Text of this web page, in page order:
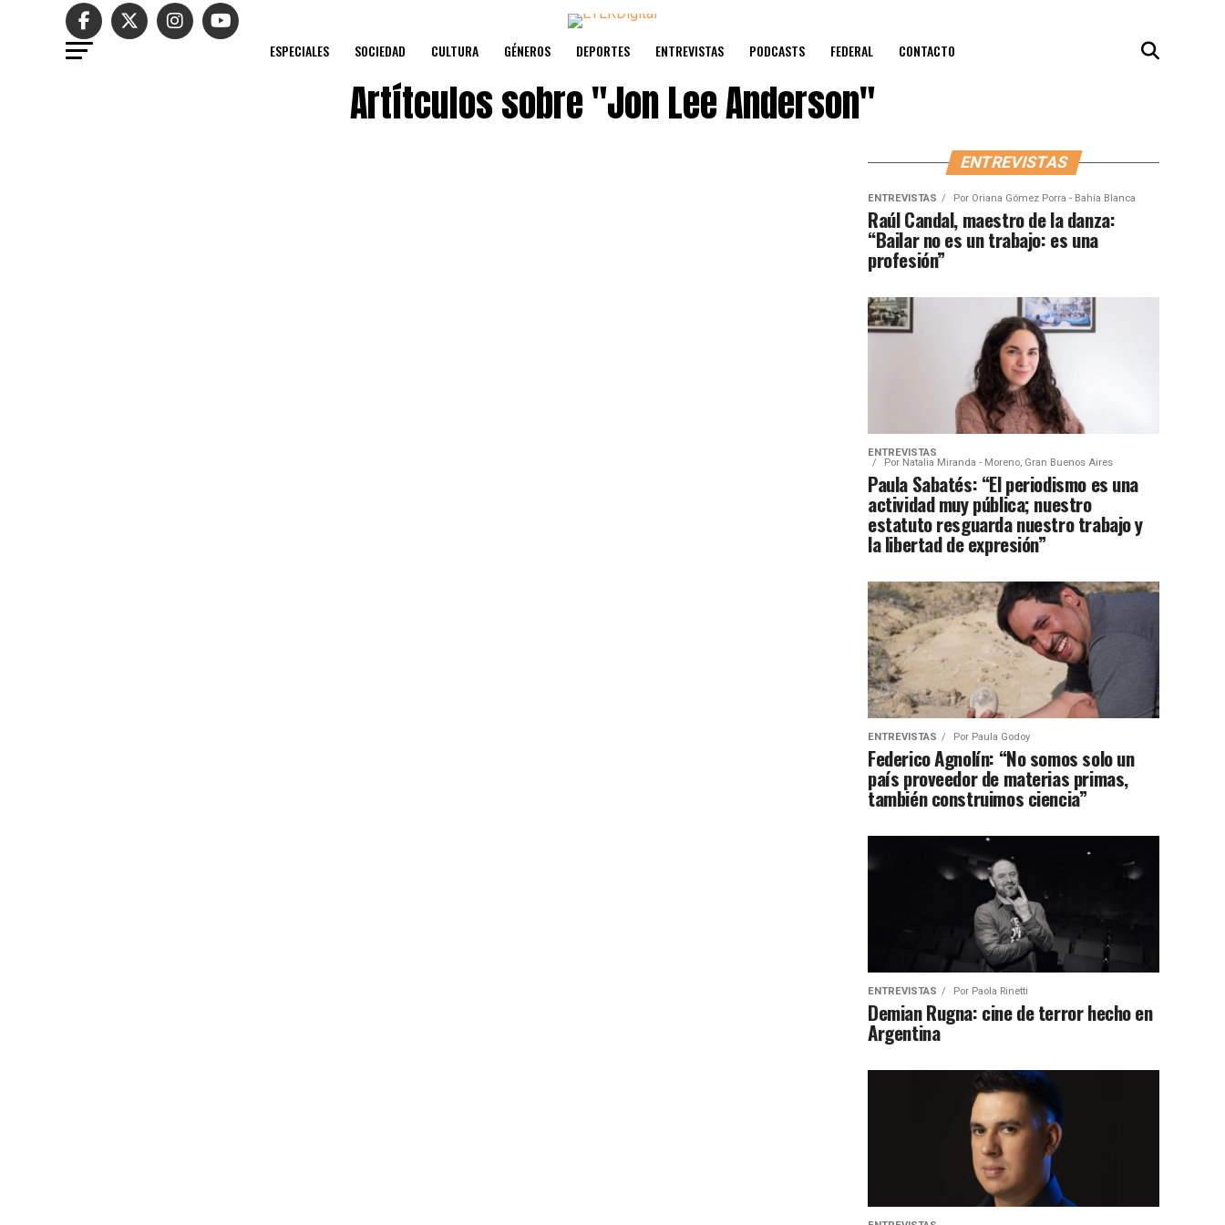
ESPECIALES SOCIEDAD CULTURA GÉNEROS DEPORTES ENTREVISTAS PODCASTS FEDERAL CONTACTO
Artítculos sobre"Jon Lee Anderson"
ENTREVISTAS
ENTREVISTAS Por Oriana Gómez Porra - Bahía Blanca
Raúl Candal, maestro de la danza:
“Bailar no es un trabajo: es una
profesión”
ENTREVISTAS
Por Natalia Miranda - Moreno, Gran Buenos Aires
Paula Sabatés: “El periodismo es una
actividad muy pública; nuestro
estatuto resguarda nuestro trabajo y
la libertad de expresión”
ENTREVISTAS Por Paula Godoy
Federico Agnolín: “No somos solo un
país proveedor de materias primas,
también construimos ciencia”
ENTREVISTAS Por Paola Rinetti
Demian Rugna: cine de terror hecho en
Argentina